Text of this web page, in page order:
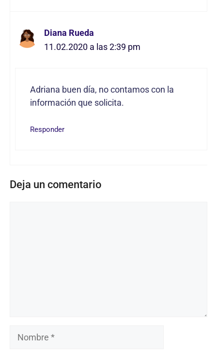
Diana Rueda
11.02.2020 a las 2:39 pm
Adriana buen día, no contamos con la
información que solicita.
Responder
Deja un comentario
Nombre